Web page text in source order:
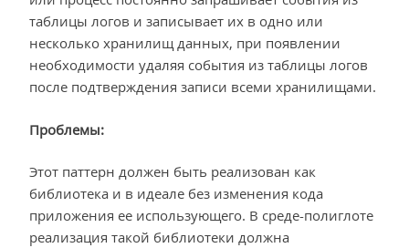
таблицы логов и записывает их в одно или
несколько хранилищ данных, при появлении
необходимости удаляя события из таблицы логов
после подтверждения записи всеми хранилищами.
Проблемы:
Этот паттерн должен быть реализован как
библиотека и в идеале без изменения кода
приложения ее использующего. В среде-полиглоте
реализация такой библиотеки должна